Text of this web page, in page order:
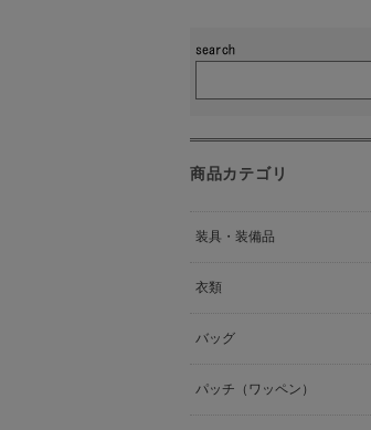
商品カテゴリ
装具・装備品
衣類
バッグ
パッチ（ワッペン）